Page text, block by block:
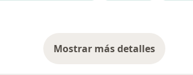
Mostrar más detalles
sobre la experiencia